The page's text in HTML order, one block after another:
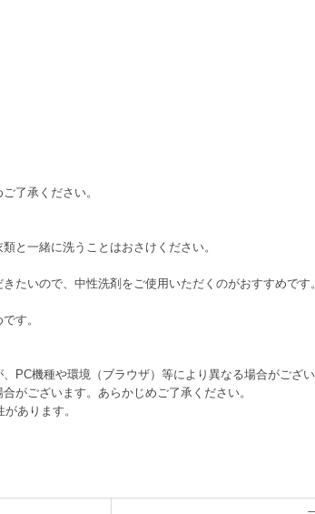
了承ください。
と一緒に洗うことはおさけください。
たいので、中性洗剤をご使用いただくのがおすすめです。
す。
PC機種や環境（ブラウザ）等により異なる場合がござい
がございます。あらかじめご了承ください。
あります。